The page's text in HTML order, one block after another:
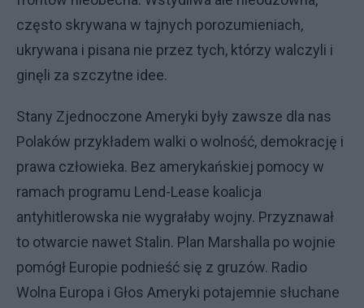
często skrywana w tajnych porozumieniach,
ukrywana i pisana nie przez tych, którzy walczyli i
ginęli za szczytne idee.
Stany Zjednoczone Ameryki były zawsze dla nas
Polaków przykładem walki o wolność, demokrację i
prawa człowieka. Bez amerykańskiej pomocy w
ramach programu Lend-Lease koalicja
antyhitlerowska nie wygrałaby wojny. Przyznawał
to otwarcie nawet Stalin. Plan Marshalla po wojnie
pomógł Europie podnieść się z gruzów. Radio
Wolna Europa i Głos Ameryki potajemnie słuchane